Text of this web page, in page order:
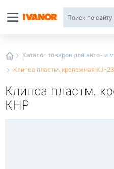
Каталог товаров для авто- и
Клипса пластм. крепежная KJ-
Клипса пластм.
КНР
интернет-